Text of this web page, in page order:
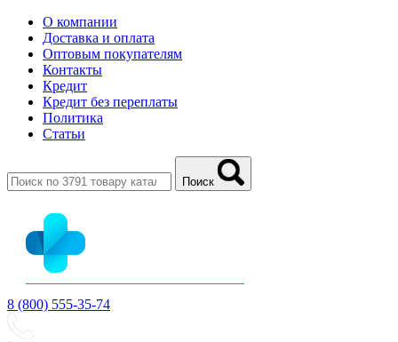
О компании
Доставка и оплата
Оптовым покупателям
Контакты
Кредит
Кредит без переплаты
Политика
Статьи
Поиск
8 (800) 555-35-74